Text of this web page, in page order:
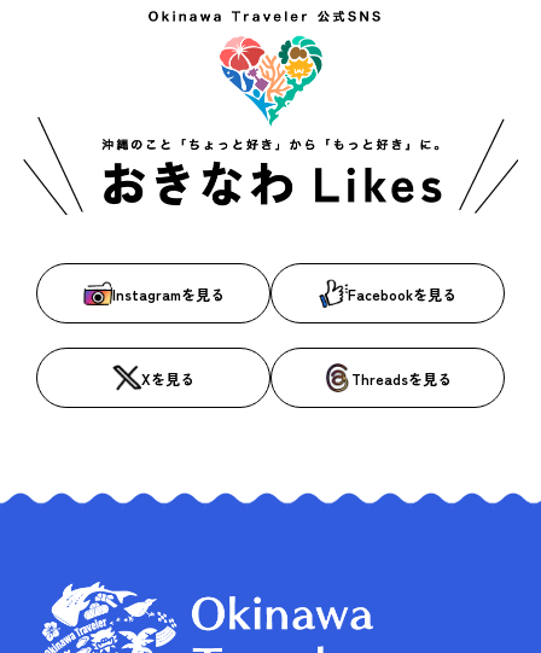
Instagramを見る Facebookを見る
Xを見る Threadsを見る